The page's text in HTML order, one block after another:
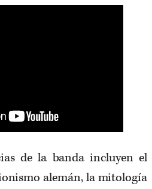
de la banda incluyen el
alemán, la mitología